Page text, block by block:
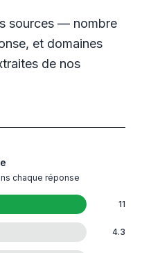
sources — nombre
et domaines
de nos
chaque réponse
11
4.3